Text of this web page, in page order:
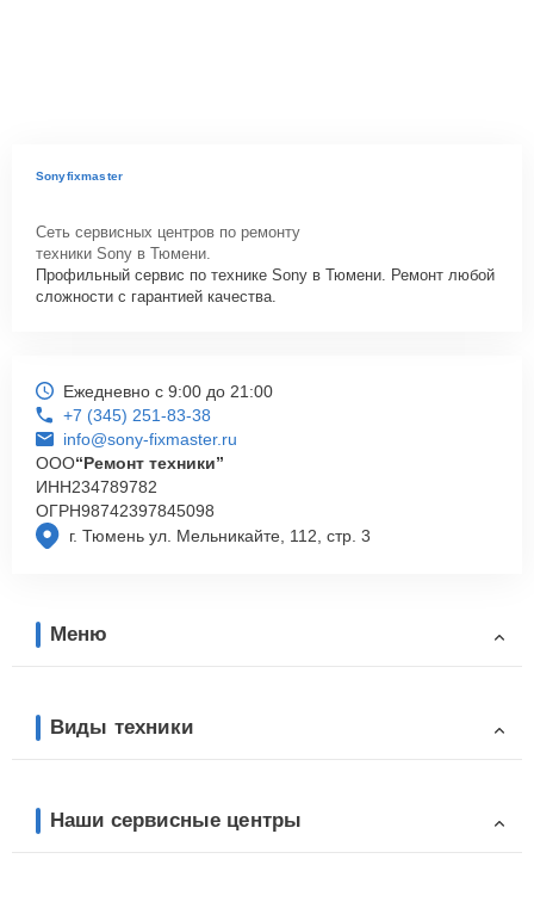
Sonyfixmaster
Сеть сервисных центров по ремонту
техники Sony в Тюмени.
Профильный сервис по технике Sony в Тюмени. Ремонт любой
сложности с гарантией качества.
г. Тюмень ул. Мельникайте, 112, стр. 3
Ежедневно с 9:00 до 21:00
+7 (345) 251-83-38
info@sony-fixmaster.ru
ООО“Ремонт техники”
ИНН234789782
ОГРН98742397845098
Меню
Виды техники
Наши сервисные центры